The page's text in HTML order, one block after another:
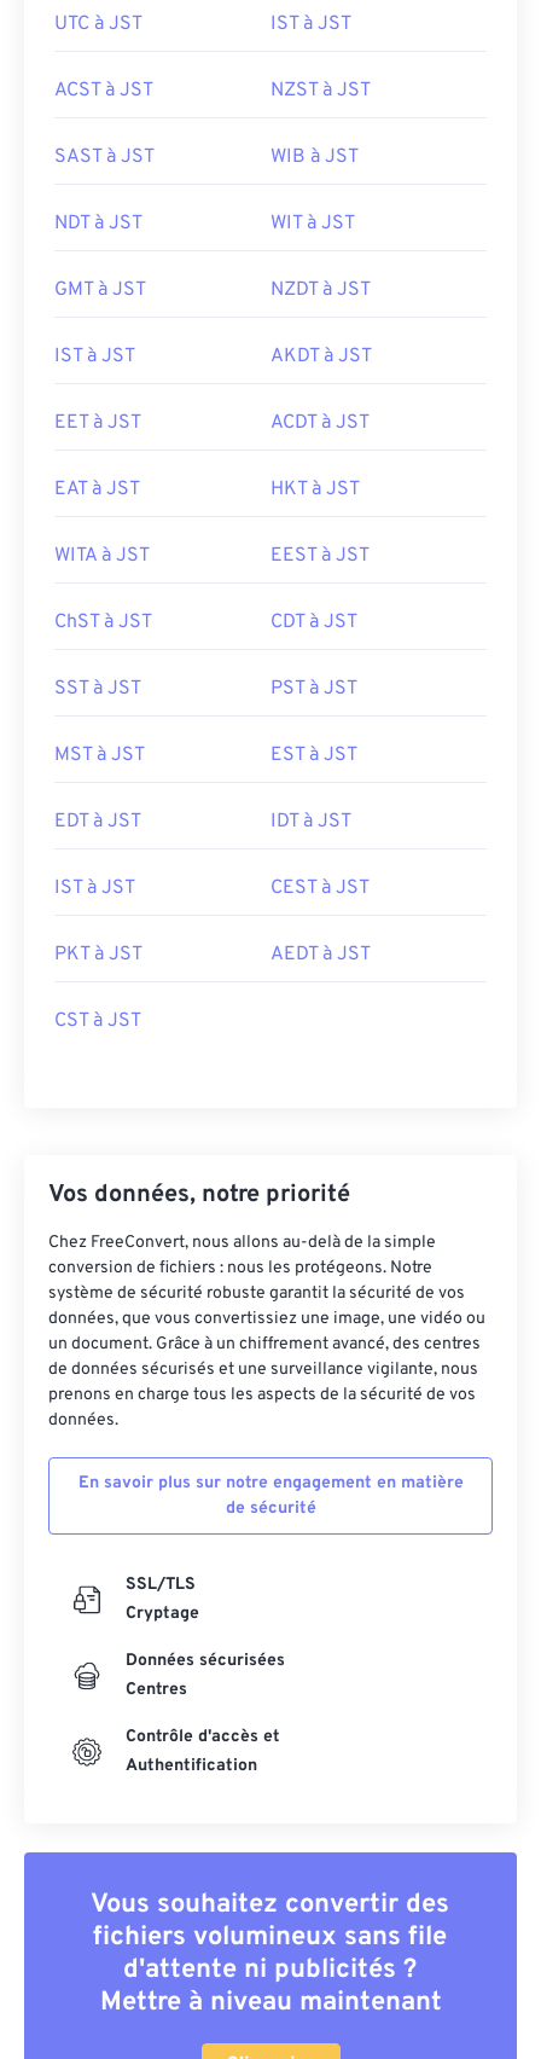
UTC à JST IST à JST
ACST à JST NZST à JST
SAST à JST WIB à JST
NDT à JST WIT à JST
GMT à JST NZDT à JST
IST à JST AKDT à JST
EET à JST ACDT à JST
EAT à JST HKT à JST
WITA à JST EEST à JST
ChST à JST CDT à JST
SST à JST PST à JST
MST à JST EST à JST
EDT à JST IDT à JST
IST à JST CEST à JST
PKT à JST AEDT à JST
CST à JST
Vos données, notre priorité
Chez FreeConvert, nous allons au-delà de la simple
conversion de fichiers : nous les protégeons. Notre
système de sécurité robuste garantit la sécurité de vos
données, que vous convertissiez une image, une vidéo ou
un document. Grâce à un chiffrement avancé, des centres
de données sécurisés et une surveillance vigilante, nous
prenons en charge tous les aspects de la sécurité de vos
données.
En savoir plus sur notre engagement en matière
de sécurité
SSL/TLS
Cryptage
Données sécurisées
Centres
Contrôle d'accès et
Authentification
Vous souhaitez convertir des
fichiers volumineux sans file
d'attente ni publicités ?
Mettre à niveau maintenant